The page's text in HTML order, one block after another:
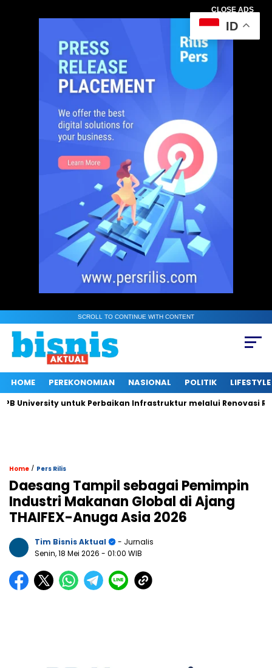
CLOSE ADS
SCROLL TO CONTINUE WITH CONTENT
HOME PEREKONOMIAN NASIONAL POLITIK LIFESTYLE
untuk Perbaikan Infrastruktur melalui Renovasi
Home / Pers Rilis
Daesang Tampil sebagai Pemimpin
Industri Makanan Global di Ajang
THAIFEX-Anuga Asia 2026
Tim Bisnis Aktual
- Jurnalis
Senin, 18 Mei 2026 - 01:00 WIB
ID